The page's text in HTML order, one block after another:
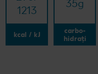
1213
kcal / kJ
35g
carbo-
hidrați